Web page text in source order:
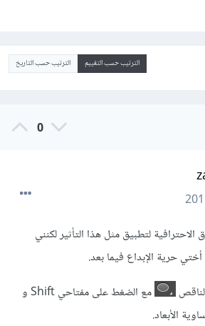
الترتيب حسب التقييم الترتيب حسب التاريخ
0
لتطبيق مثل هذا التأثير لكنني
حرية الإبداع فيما بعد.
مع الضغط على مفتاحي Shift و